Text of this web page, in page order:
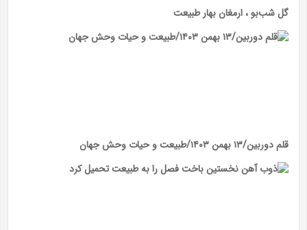
گل شب‌بو ، ارمغان بهار طبیعت
قلم دوربین/۱۳ بهمن ۱۴۰۳/طبیعت و حیات وحش جهان